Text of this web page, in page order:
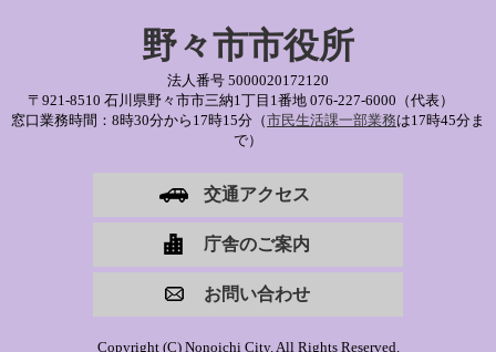
野々市市役所
法人番号 5000020172120
〒921-8510 石川県野々市市三納1丁目1番地 076-227-6000（代表）
窓口業務時間：8時30分から17時15分（市民生活課一部業務は17時45分ま
で）
交通アクセス
庁舎のご案内
お問い合わせ
Copyright (C) Nonoichi City. All Rights Reserved.